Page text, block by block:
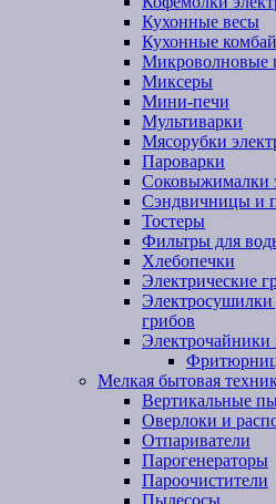
Кухонные весы
Кухонные
Микроволновые
Миксеры
Мини-печи
Мультиварки
Мясорубки
Пароварки
Соковыжималки
Сэндвичницы и
Тостеры
Фильтры для
Хлебопечки
Электрические
грибов
Мелкая бытовая
Вертикальные
Оверлоки и
Отпариватели
Парогенераторы
Пароочистители
Пылесосы